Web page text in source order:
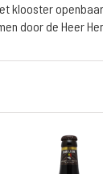
klooster
door de Heer